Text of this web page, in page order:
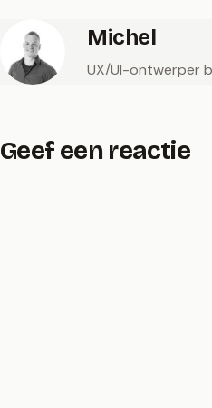
Michel
UX/UI-ontwerper
Geef een reactie